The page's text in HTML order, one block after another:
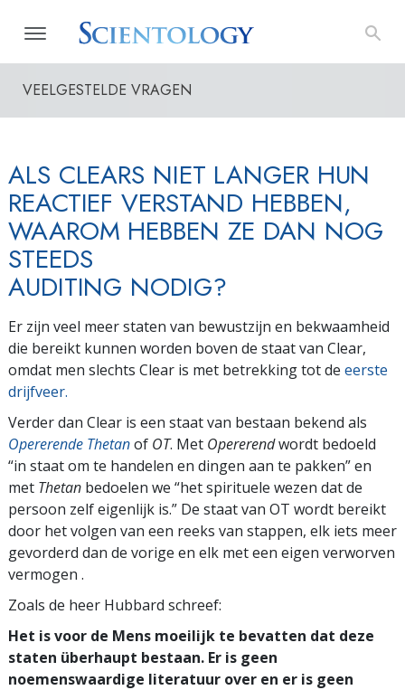
VEELGESTELDE VRAGEN
ALS CLEARS NIET LANGER HUN
REACTIEF VERSTAND HEBBEN,
WAAROM HEBBEN ZE DAN NOG
STEEDS
AUDITING NODIG?
Er zijn veel meer staten van bewustzijn en bekwaamheid
die bereikt kunnen worden boven de staat van Clear,
omdat men slechts Clear is met betrekking tot de eerste
drijfveer.
Verder dan Clear is een staat van bestaan bekend als
Opererende Thetanof OT. Met Opererendwordt bedoeld
“in staat om te handelen en dingen aan te pakken” en
met Thetan bedoelen we “het spirituele wezen dat de
persoon zelf eigenlijk is.” De staat van OT wordt bereikt
door het volgen van een reeks van stappen, elk iets meer
gevorderd dan de vorige en elk met een eigen verworven
vermogen .
Zoals de heer Hubbard schreef:
Het is voor de Mens moeilijk te bevatten dat deze
staten überhaupt bestaan. Er is geen
noemenswaardige literatuur over en er is geen